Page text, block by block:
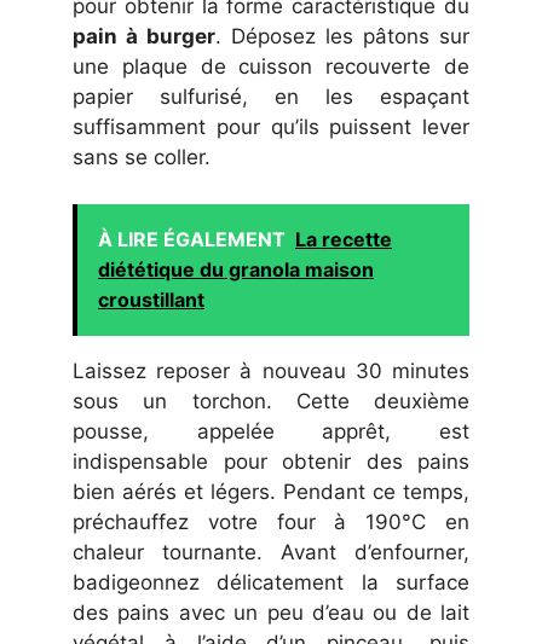
pour obtenir la forme caractéristique du
pain à burger. Déposez les pâtons sur
une plaque de cuisson recouverte de
papier sulfurisé, en les espaçant
suffisamment pour qu’ils puissent lever
sans se coller.
À LIRE ÉGALEMENT La recette
diététique du granola maison
croustillant
Laissez reposer à nouveau 30 minutes
sous un torchon. Cette deuxième
pousse, appelée apprêt, est
indispensable pour obtenir des pains
bien aérés et légers. Pendant ce temps,
préchauffez votre four à 190°C en
chaleur tournante. Avant d’enfourner,
badigeonnez délicatement la surface
des pains avec un peu d’eau ou de lait